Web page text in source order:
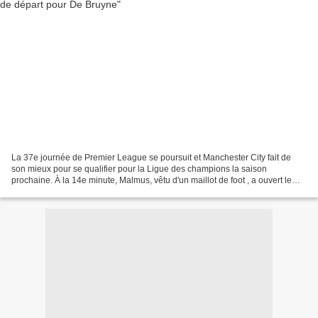
La 37e journée de Premier League se poursuit et Manchester City fait de
son mieux pour se qualifier pour la Ligue des champions la saison
prochaine. À la 14e minute, Malmus, vêtu d'un maillot de foot , a ouvert le